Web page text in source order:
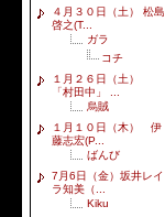
４月３０日（土） 松島
啓之(T...
ガラ
コチ
１月２６日（土）
「村田中」 ...
烏賊
１月１０日（木） 伊
藤志宏(P...
ばんび
7月6日（金）坂井レイ
ラ知美（...
Kiku